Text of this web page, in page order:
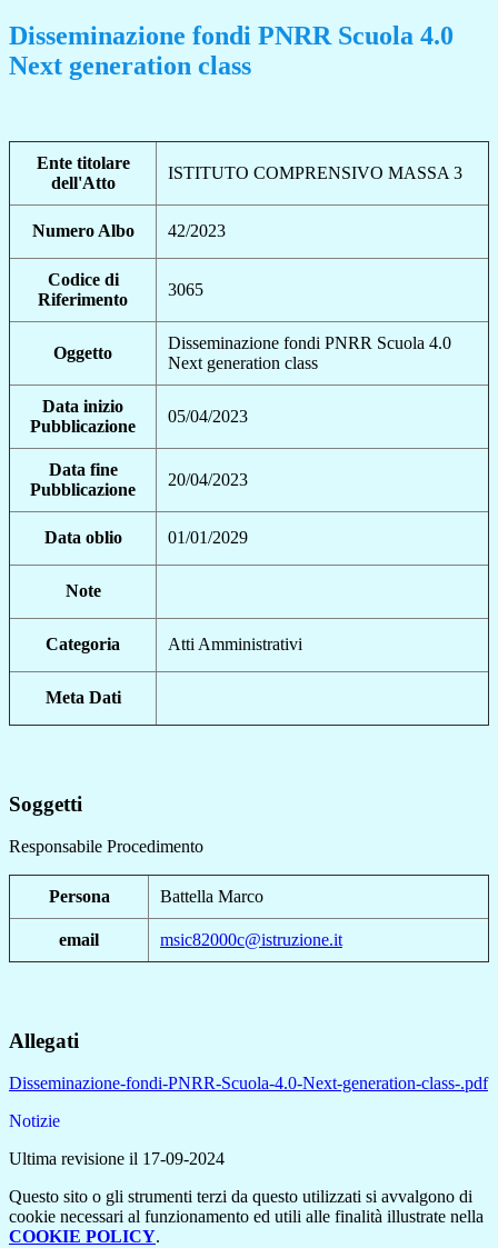
Disseminazione fondi PNRR Scuola 4.0
Next generation class
Ente titolare
dell'Atto
ISTITUTO COMPRENSIVO MASSA 3
Numero Albo 42/2023
Codice di
Riferimento
3065
Oggetto
Disseminazione fondi PNRR Scuola 4.0
Next generation class
Data inizio
Pubblicazione
05/04/2023
Data fine
Pubblicazione
20/04/2023
Data oblio 01/01/2029
Note
Categoria Atti Amministrativi
Meta Dati
Soggetti
Responsabile Procedimento
Persona Battella Marco
email msic82000c@istruzione.it
Allegati
Disseminazione-fondi-PNRR-Scuola-4.0-Next-generation-class-.pdf
Notizie
Ultima revisione il 17-09-2024
Questo sito o gli strumenti terzi da questo utilizzati si avvalgono di
cookie necessari al funzionamento ed utili alle finalità illustrate nella
COOKIE POLICY.